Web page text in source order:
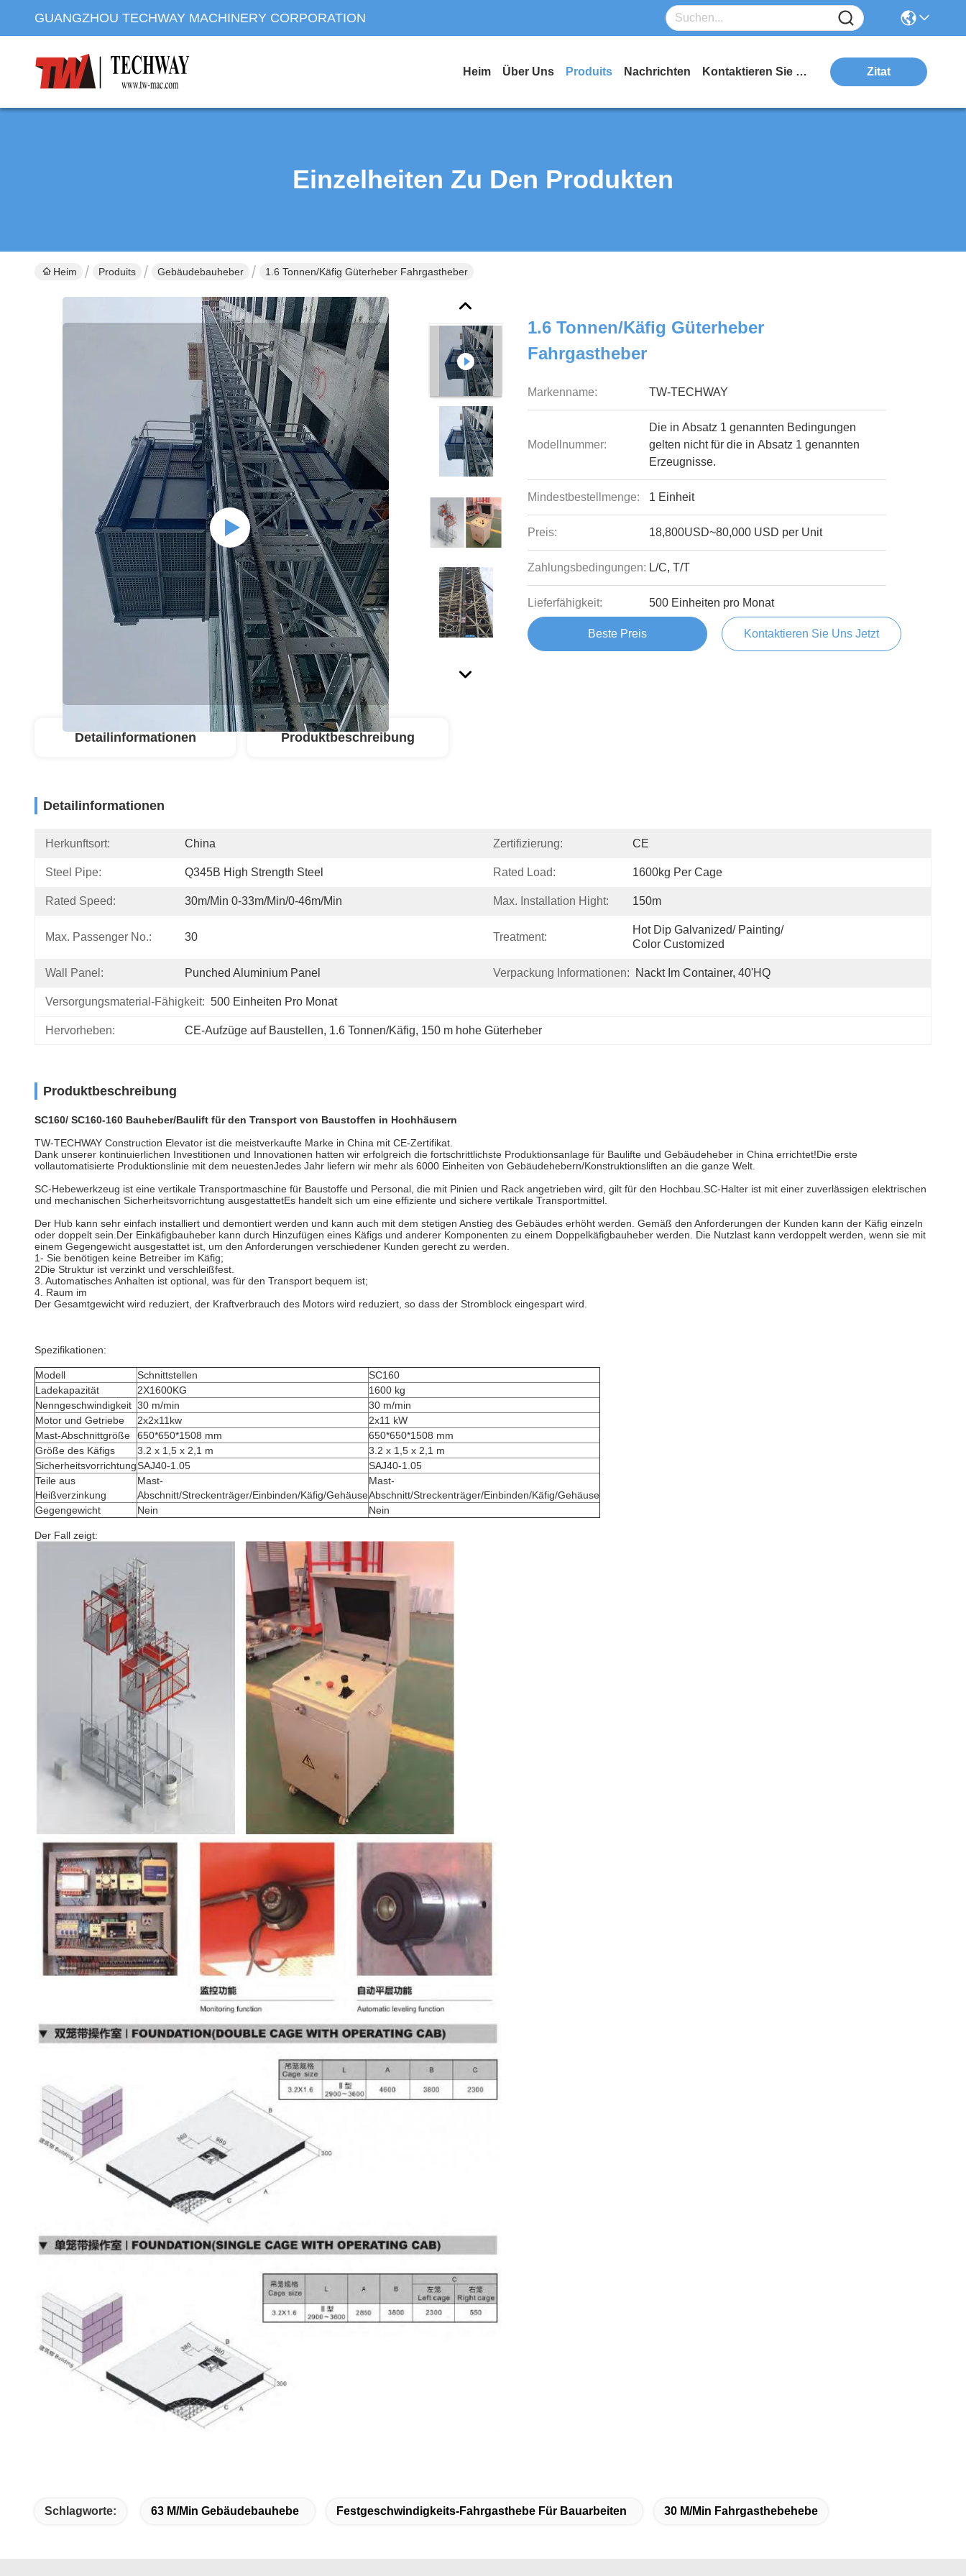
GUANGZHOU TECHWAY MACHINERY CORPORATION
Heim Über Uns Produits Nachrichten Kontaktieren Sie Uns Zitat
Einzelheiten Zu Den Produkten
Heim Produits Gebäudebauheber 1.6 Tonnen/Käfig Güterheber Fahrgastheber
1.6 Tonnen/Käfig Güterheber
Fahrgastheber
Markenname: TW-TECHWAY
Modellnummer:
Die in Absatz 1 genannten Bedingungen
gelten nicht für die in Absatz 1 genannten
Erzeugnisse.
Mindestbestellmenge: 1 Einheit
Preis: 18,800USD~80,000 USD per Unit
Zahlungsbedingungen: L/C, T/T
Lieferfähigkeit: 500 Einheiten pro Monat
Beste Preis Kontaktieren Sie Uns Jetzt
Detailinformationen Produktbeschreibung
Detailinformationen
Herkunftsort: China Zertifizierung: CE
Steel Pipe: Q345B High Strength Steel Rated Load: 1600kg Per Cage
Rated Speed: 30m/min 0-33m/min/0-46m/min Max. Installation Hight: 150m
Max. Passenger No.: 30 Treatment:
Hot Dip Galvanized/ Painting/
Color Customized
Wall Panel: Punched Aluminium Panel Verpackung Informationen: Nackt Im Container, 40'HQ
Versorgungsmaterial-Fähigkeit: 500 Einheiten Pro Monat
Hervorheben: CE-Aufzüge auf Baustellen, 1.6 Tonnen/Käfig, 150 m hohe Güterheber
Produktbeschreibung
SC160/ SC160-160 Bauheber/Baulift für den Transport von Baustoffen in Hochhäusern
TW-TECHWAY Construction Elevator ist die meistverkaufte Marke in China mit CE-Zertifikat.
Dank unserer kontinuierlichen Investitionen und Innovationen hatten wir erfolgreich die fortschrittlichste Produktionsanlage für Baulifte und Gebäudeheber in China errichtet!Die erste
vollautomatisierte Produktionslinie mit dem neuestenJedes Jahr liefern wir mehr als 6000 Einheiten von Gebäudehebern/Konstruktionsliften an die ganze Welt.
SC-Hebewerkzeug ist eine vertikale Transportmaschine für Baustoffe und Personal, die mit Pinien und Rack angetrieben wird, gilt für den Hochbau.SC-Halter ist mit einer zuverlässigen elektrischen
und mechanischen Sicherheitsvorrichtung ausgestattetEs handelt sich um eine effiziente und sichere vertikale Transportmittel.
Der Hub kann sehr einfach installiert und demontiert werden und kann auch mit dem stetigen Anstieg des Gebäudes erhöht werden. Gemäß den Anforderungen der Kunden kann der Käfig einzeln
oder doppelt sein.Der Einkäfigbauheber kann durch Hinzufügen eines Käfigs und anderer Komponenten zu einem Doppelkäfigbauheber werden. Die Nutzlast kann verdoppelt werden, wenn sie mit
einem Gegengewicht ausgestattet ist, um den Anforderungen verschiedener Kunden gerecht zu werden.
1- Sie benötigen keine Betreiber im Käfig;
2Die Struktur ist verzinkt und verschleißfest.
3. Automatisches Anhalten ist optional, was für den Transport bequem ist;
4. Raum im
Der Gesamtgewicht wird reduziert, der Kraftverbrauch des Motors wird reduziert, so dass der Stromblock eingespart wird.
Spezifikationen:
Modell Schnittstellen
SC160
Ladekapazität
2X1600KG
1600 kg
Nenngeschwindigkeit 30 m/min
30 m/min
Motor und Getriebe
2x2x11kw
2x11 kW
Mast-Abschnittgröße
650*650*1508 mm
650*650*1508 mm
Größe des Käfigs
3.2 x 1,5 x 2,1 m
3.2 x 1,5 x 2,1 m
SicherheitsvorrichtungSAJ40-1.05
SAJ40-1.05
Teile aus
Heißverzinkung
Mast-
Abschnitt/Streckenträger/Einbinden/Käfig/Gehäuse
Mast-
Abschnitt/Streckenträger/Einbinden/Käfig/Gehäuse
Gegengewicht
Nein Nein
Der Fall zeigt:
Schlagworte: 63 M/min Gebäudebauhebe Festgeschwindigkeits-Fahrgasthebe Für Bauarbeiten 30 M/min Fahrgasthebehebe